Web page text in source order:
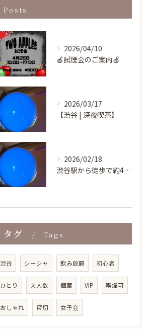
Posts
2026/04/10
🍎試煙会のご案内🍏
2026/03/17
【渋谷 | 深夜喫茶】
2026/02/18
渋谷駅から徒歩で約4分という好立地にあり、ビル地下1階の気軽...
タグ Tags
渋谷 シーシャ 飲み放題 初心者
ひとり 大人数 個室 VIP 喫煙可
おしゃれ 貸切 女子会